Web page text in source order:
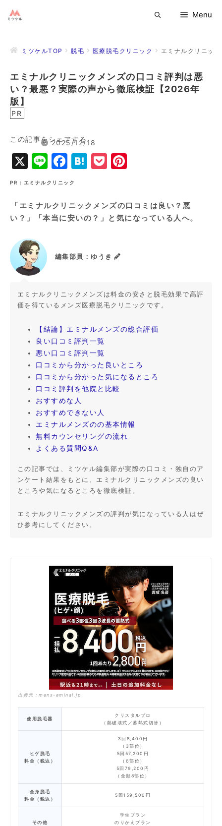
Menu
ミツケルTOP 脱毛 医療脱毛クリニック エミナルクリニッ
エミナルクリニックメンズの口コミ評判は悪
い？最悪？実際の声から徹底検証【2026年
版】
PR
2025/12/18
この記事をシェアする
X
Li
n
F
a
e
b
o
H
e
n
P
k
e
e
r
PR：エミナルクリニック
「エミナルクリニックメンズの口コミは良い？悪
い？」「本当に安いの？」と気になっている人へ。
編集部員：ゆうき
エミナルクリニックメンズは料金の安さと脱毛効果で高評
価を得ているメンズ医療脱毛クリニックです。
【結論】エミナルメンズの総合評価
良い口コミ評判一覧
悪い口コミ評判一覧
口コミから分かった良いところ
口コミから分かった気になるところ
口コミ評判を他院と比較
おすすめな人
おすすめできない人
エミナルメンズのの基本情報
無料カウンセリングの流れ
よくある質問Q&A
この記事では、ミツケル編集部が実際の口コミ・独自のア
ンケート結果をもとに、エミナルクリニックメンズの良い
ところや気になるところを徹底検証。
エミナルクリニックメンズの評判が気になっている人はぜ
ひ参考にしてください。
出典元： mens-eminal.jp
使用脱毛器
クリスタルプロ
（熱破壊式／蓄熱式切替）
ヒゲ脱毛
料金（税込）
3回8,400円
（3部位）
5回57,200円
（6部位）
5回79,200円
（全顔8部位）
全身脱毛
料金（税込）
5回159,500円
その他
学生プラン
のりかえプラン